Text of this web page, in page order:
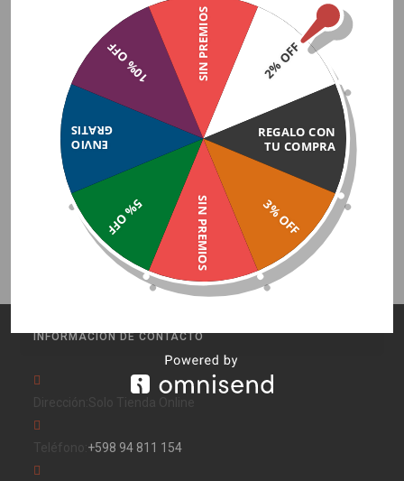
Perfumería
Cuidado Personal
Cremas Corporales
Fragancias
Fragancias Mujer
Relojes Smartwatch
Accesorios Smartwatch
INFORMACIÓN DE CONTACTO
‪+598 94 811 154‬
2% OFF
REGALO CON
TU COMPRA
3% OFF
SIN PREMIOS
5% OFF
ENVIO
GRATIS
10% OFF SIN PREMIOS